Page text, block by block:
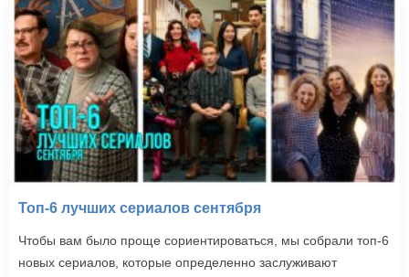
Топ-6 лучших сериалов сентября
Чтобы вам было проще сориентироваться, мы собрали топ-6
новых сериалов, которые определенно заслуживают